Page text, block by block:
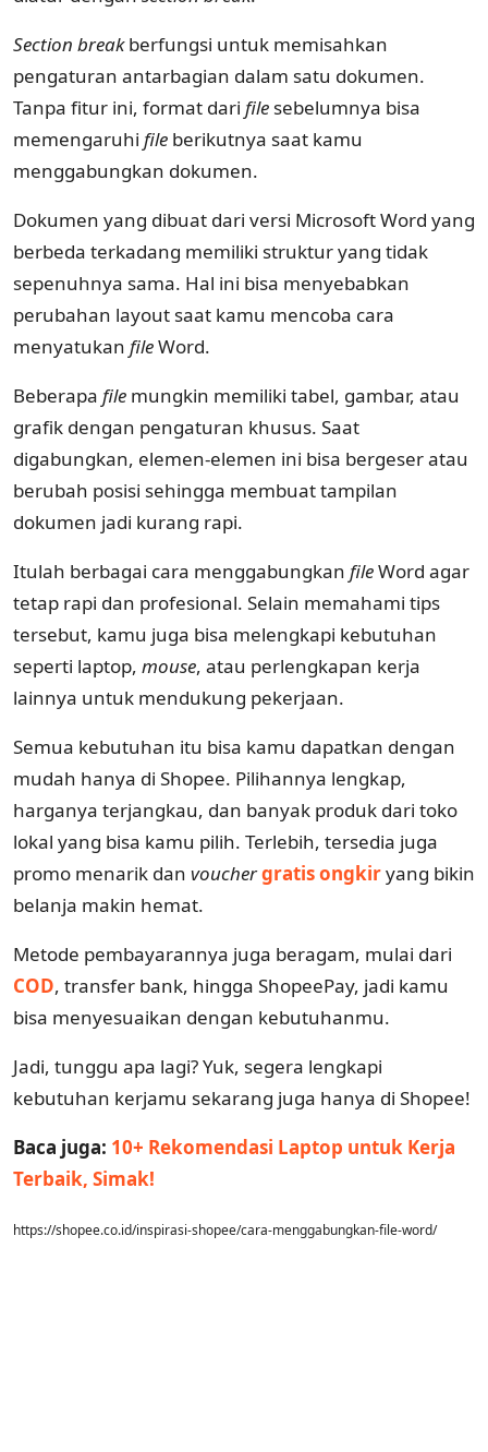
Section breakberfungsi untuk memisahkan
pengaturan antarbagian dalam satu dokumen.
Tanpa fitur ini, format dari file sebelumnya bisa
memengaruhi file berikutnya saat kamu
menggabungkan dokumen.
Dokumen yang dibuat dari versi Microsoft Word yang
berbeda terkadang memiliki struktur yang tidak
sepenuhnya sama. Hal ini bisa menyebabkan
perubahan layout saat kamu mencoba cara
menyatukan fileWord.
Beberapa file mungkin memiliki tabel, gambar, atau
grafik dengan pengaturan khusus. Saat
digabungkan, elemen-elemen ini bisa bergeser atau
berubah posisi sehingga membuat tampilan
dokumen jadi kurang rapi.
Itulah berbagai cara menggabungkan fileWord agar
tetap rapi dan profesional. Selain memahami tips
tersebut, kamu juga bisa melengkapi kebutuhan
seperti laptop, mouse, atau perlengkapan kerja
lainnya untuk mendukung pekerjaan.
Semua kebutuhan itu bisa kamu dapatkan dengan
mudah hanya di Shopee. Pilihannya lengkap,
harganya terjangkau, dan banyak produk dari toko
lokal yang bisa kamu pilih. Terlebih, tersedia juga
promo menarik dan vouchergratis ongkiryang bikin
belanja makin hemat.
Metode pembayarannya juga beragam, mulai dari
COD, transfer bank, hingga ShopeePay, jadi kamu
bisa menyesuaikan dengan kebutuhanmu.
Jadi, tunggu apa lagi? Yuk, segera lengkapi
kebutuhan kerjamu sekarang juga hanya di Shopee!
Baca juga: 10+ Rekomendasi Laptop untuk Kerja
Terbaik, Simak!
https://shopee.co.id/inspirasi-shopee/cara-menggabungkan-file-word/